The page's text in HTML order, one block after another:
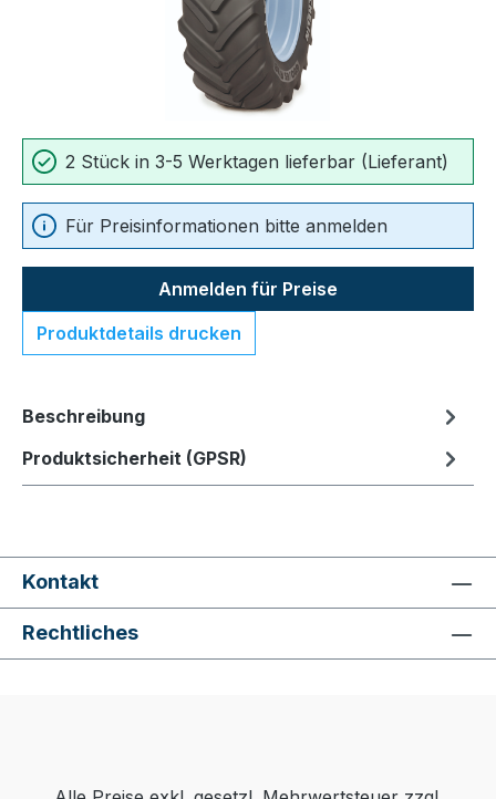
2 Stück in 3-5 Werktagen lieferbar (Lieferant)
Für Preisinformationen bitte anmelden
Anmelden für Preise
Produktdetails drucken
Beschreibung
Produktsicherheit (GPSR)
Kontakt
Rechtliches